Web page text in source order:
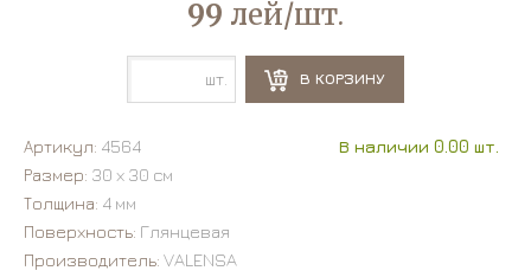
99 лей/шт.
шт. В КОРЗИНУ
Артикул: 4564
В наличии 0.00 шт.
Размер: 30 х 30 см
Толщина: 4 мм
Поверхность: Глянцевая
Производитель: VALENSA